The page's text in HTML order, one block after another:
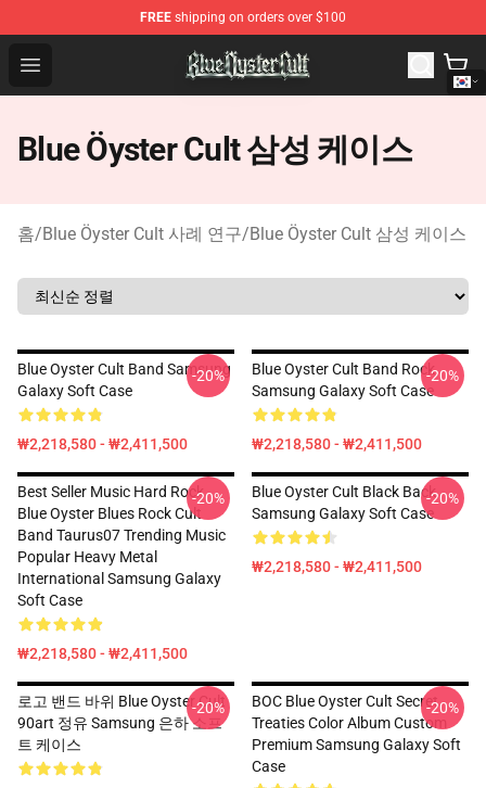
FREE shipping on orders over $100
Open menu
Blue Öyster Cult Store - Official Blue Öyster Cult
Blue Öyster Cult 삼성 케이스
홈/Blue Öyster Cult 사례 연구/Blue Öyster Cult 삼성 케이스
Blue Oyster Cult Band Samsung
Galaxy Soft Case
₩2,218,580 - ₩2,411,500
-20%
Blue Oyster Cult Band Rock
Samsung Galaxy Soft Case
₩2,218,580 - ₩2,411,500
-20%
Best Seller Music Hard Rock
Blue Oyster Blues Rock Cult
Band Taurus07 Trending Music
Popular Heavy Metal
International Samsung Galaxy
Soft Case
₩2,218,580 - ₩2,411,500
-20%
Blue Oyster Cult Black Back
Samsung Galaxy Soft Case
₩2,218,580 - ₩2,411,500
-20%
로고 밴드 바위 Blue Oyster Cult
90art 정유 Samsung 은하 소프
트 케이스
-20%
BOC Blue Oyster Cult Secret
Treaties Color Album Custom
Premium Samsung Galaxy Soft
Case
-20%